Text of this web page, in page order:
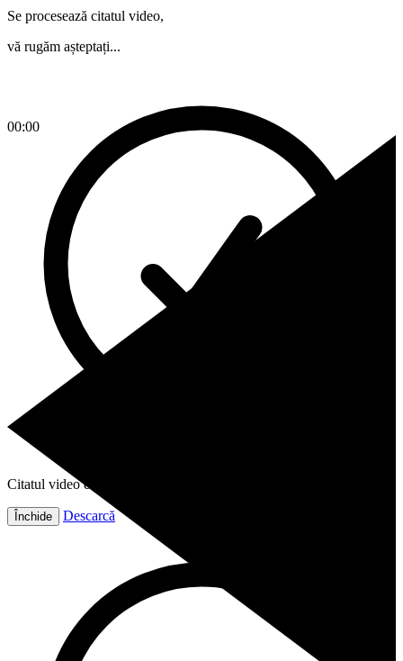
00:00
Se procesează citatul video,
vă rugăm așteptați...
Citatul video este gata!
Închide Descarcă